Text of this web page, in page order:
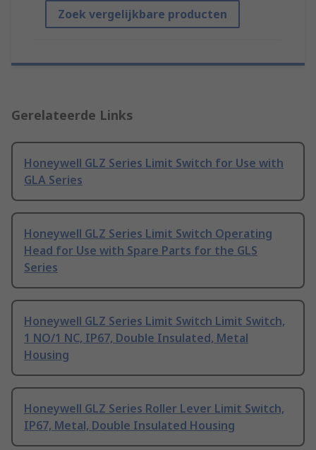
Zoek vergelijkbare producten
Gerelateerde Links
Honeywell GLZ Series Limit Switch for Use with
GLA Series
Honeywell GLZ Series Limit Switch Operating
Head for Use with Spare Parts for the GLS
Series
Honeywell GLZ Series Limit Switch Limit Switch,
1 NO/1 NC, IP67, Double Insulated, Metal
Housing
Honeywell GLZ Series Roller Lever Limit Switch,
IP67, Metal, Double Insulated Housing